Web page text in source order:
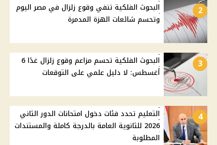
2
البحوث الفلكية تنفي وقوع زلزال في مصر اليوم
وتحسم شائعات الهزة المدمرة
3
البحوث الفلكية تحسم مزاعم وقوع زلزال غدًا 6
أغسطس: لا دليل علمي على التوقعات
4
التعليم تحدد فئات دخول امتحانات الدور الثاني
2026 للثانوية العامة بالدرجة كاملة والمستندات
المطلوبة